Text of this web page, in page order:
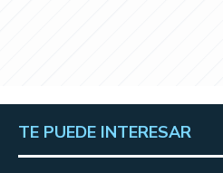
TE PUEDE INTERESAR